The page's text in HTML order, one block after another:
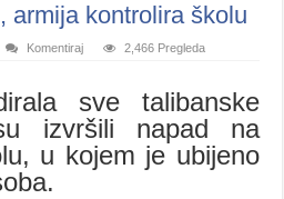
armija kontrolira školu
Komentiraj 2,466 Pregleda
sve talibanske
izvršili napad na
u kojem je ubijeno